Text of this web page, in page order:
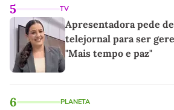
5 TV
Apresentadora pede
telejornal para ser
"Mais tempo e paz"
6 PLANETA